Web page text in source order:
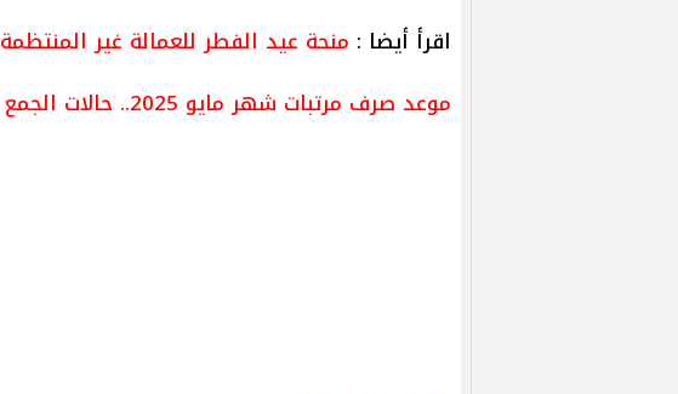
اقرأ أيضا : منحة عيد الفطر للعمالة غير المنتظمة 2025 وطريقة الاستعلام
موعد صرف مرتبات شهر مايو 2025.. حالات الجمع بين المعاش والمرتب